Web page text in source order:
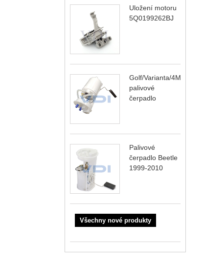
Uložení motoru
5Q0199262BJ
Golf/Varianta/4Motion
palivové
čerpadlo
Palivové
čerpadlo Beetle
1999-2010
Všechny nové produkty